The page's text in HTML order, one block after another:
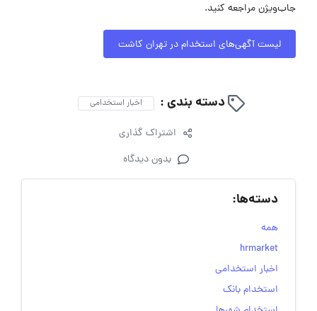
جاب‌ویژن مراجعه کنید.
لیست آگهی‌های استخدام در تهران کاشت
دسته بندی : اخبار استخدامی
اشتراک گذاری
بدون دیدگاه
دسته‌ها:
همه
hrmarket
اخبار استخدامی
استخدام بانک